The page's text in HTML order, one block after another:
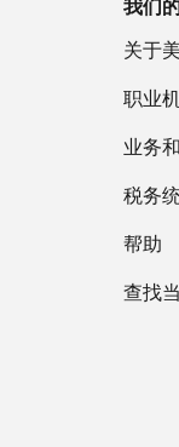
我们
关于
职业
业务
税务
帮助
查找